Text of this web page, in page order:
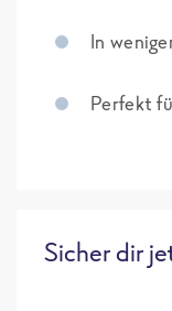
In
Perfekt
Sicher dir